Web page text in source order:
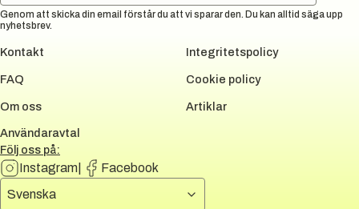
Genom att skicka din email förstår du att vi sparar den. Du kan alltid säga upp
nyhetsbrev.
Kontakt
FAQ
Om oss
Användaravtal
Integritetspolicy
Cookie policy
Artiklar
Följ oss på:
Instagram
Facebook
Välj språk
Svenska